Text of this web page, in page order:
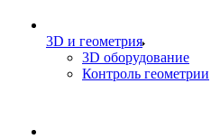
3D и геометрия
3D оборудование
Контроль геометрии